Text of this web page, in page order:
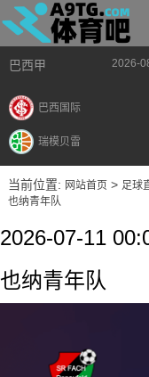
巴西甲 2026-
巴西国际
瑞模贝雷
当前位置: 网站首页> 足球
也纳青年队
2026-07-11
也纳青年队